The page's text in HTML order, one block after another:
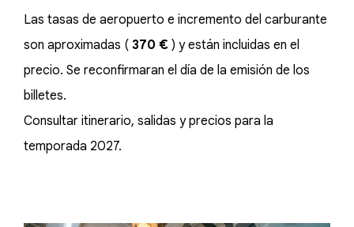
Las tasas de aeropuerto e incremento del carburante
son aproximadas ( 370 € ) y están incluidas en el
precio. Se reconfirmaran el día de la emisión de los
billetes.
Consultar itinerario, salidas y precios para la
temporada 2027.